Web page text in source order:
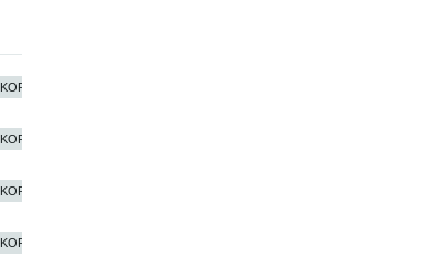
KOPIER
KOPIER
KOPIER
KOPIER